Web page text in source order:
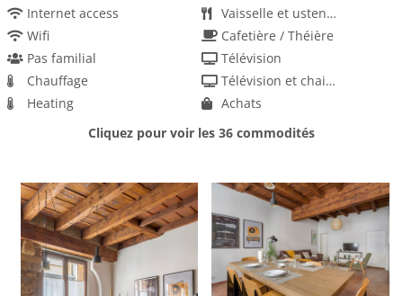
Internet access
Wifi
Pas familial
Chauffage
Heating
Four micro-ondes
Grille-pain
Vaisselle et ustensiles
Cafetière / Théière
Télévision
Télévision et chaines par satellite
Achats
Electric kettle
Espace de travail pour ordinateur portable (bureau, chaise)
Fer et planche
Hairdryer
Iron and board
Cliquez pour voir les 36 commodités